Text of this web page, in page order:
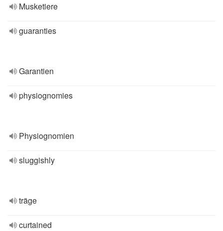
Musketiere
guaranties
Garantien
physiognomies
Physiognomien
sluggishly
träge
curtained